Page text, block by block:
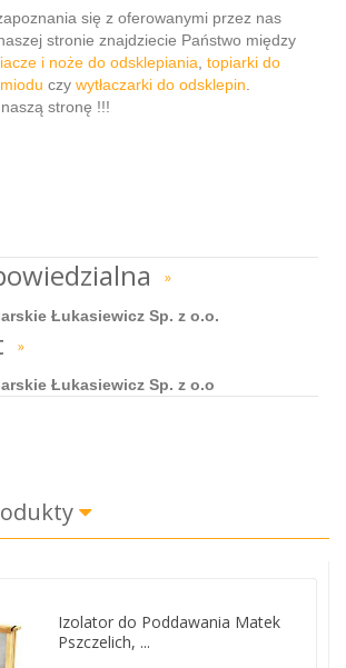
się z oferowanymi przez nas
stronie znajdziecie Państwo między
i noże do odsklepiania topiarki do
czy wytłaczarki do odsklepin
stronę !!!
»
Łukasiewicz Sp. z o.o.
»
Łukasiewicz Sp. z o.o
Izolator do Poddawania Matek
Pszczelich, ...